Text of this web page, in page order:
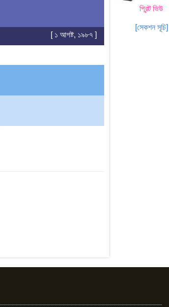
প্রিন্ট ভিউ
[সেকশন সূচি]
[ ১ আগষ্ট, ১৯৮৭ ]